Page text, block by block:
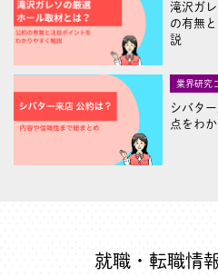
滝沢ガ
の有無
説
業界研究
シバタ
点をわ
就職・転職情